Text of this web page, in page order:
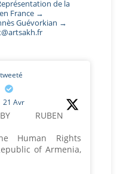
de la
France →
Guévorkian →
21 Avr
RUBEN
Human Rights
of Armenia,